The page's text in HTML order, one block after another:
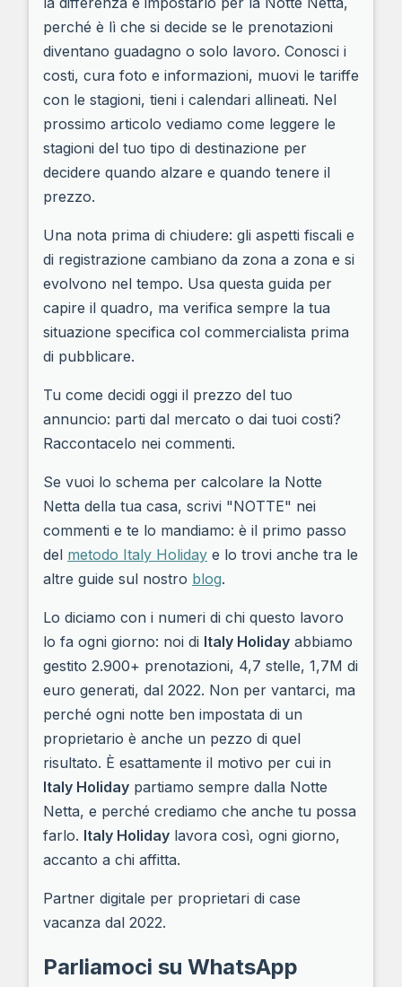
perché è lì che si decide se le prenotazioni
diventano guadagno o solo lavoro. Conosci i
costi, cura foto e informazioni, muovi le tariffe
con le stagioni, tieni i calendari allineati. Nel
prossimo articolo vediamo come leggere le
stagioni del tuo tipo di destinazione per
decidere quando alzare e quando tenere il
prezzo.
Una nota prima di chiudere: gli aspetti fiscali e
di registrazione cambiano da zona a zona e si
evolvono nel tempo. Usa questa guida per
capire il quadro, ma verifica sempre la tua
situazione specifica col commercialista prima
di pubblicare.
Tu come decidi oggi il prezzo del tuo
annuncio: parti dal mercato o dai tuoi costi?
Raccontacelo nei commenti.
Se vuoi lo schema per calcolare la Notte
Netta della tua casa, scrivi "NOTTE" nei
commenti e te lo mandiamo: è il primo passo
del metodo Italy Holiday e lo trovi anche tra le
altre guide sul nostro blog.
Lo diciamo con i numeri di chi questo lavoro
lo fa ogni giorno: noi di Italy Holiday abbiamo
gestito 2.900+ prenotazioni, 4,7 stelle, 1,7M di
euro generati, dal 2022. Non per vantarci, ma
perché ogni notte ben impostata di un
proprietario è anche un pezzo di quel
risultato. È esattamente il motivo per cui in
Italy Holiday partiamo sempre dalla Notte
Netta, e perché crediamo che anche tu possa
farlo. Italy Holiday lavora così, ogni giorno,
accanto a chi affitta.
Partner digitale per proprietari di case
vacanza dal 2022.
Parliamoci su WhatsApp